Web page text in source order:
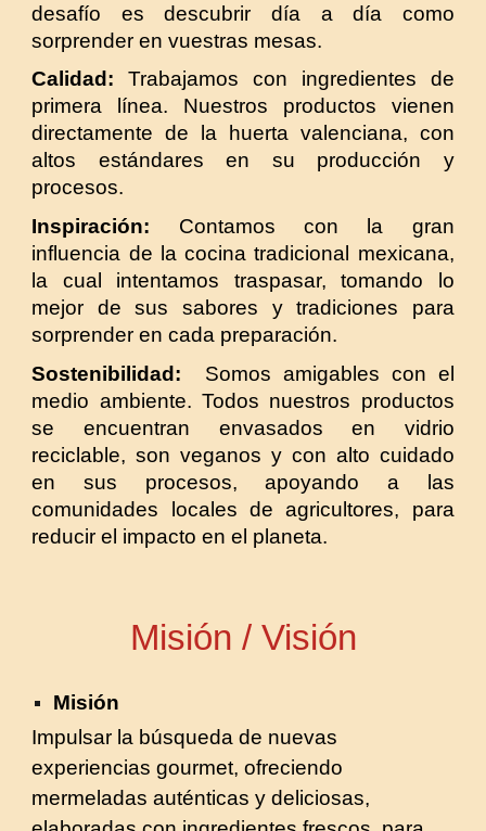
desafío es descubrir día a día como
sorprender en vuestras mesas.
Calidad:Trabajamos con ingredientes de
primera línea. Nuestros productos vienen
directamente de la huerta valenciana, con
altos estándares en su producción y
procesos.
Inspiración: Contamos con la gran
influencia de la cocina tradicional mexicana,
la cual intentamos traspasar, tomando lo
mejor de sus sabores y tradiciones para
sorprender en cada preparación.
Sostenibilidad: Somos amigables con el
medio ambiente. Todos nuestros productos
se encuentran envasados en vidrio
reciclable, son veganos y con alto cuidado
en sus procesos, apoyando a las
comunidades locales de agricultores, para
reducir el impacto en el planeta.
Misión / Visión
Misión
Impulsar la búsqueda de nuevas
experiencias gourmet, ofreciendo
mermeladas auténticas y deliciosas,